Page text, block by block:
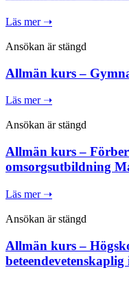
Läs mer ➝
Ansökan är stängd
Allmän kurs –
Läs mer ➝
Ansökan är stängd
Allmän kurs –
omsorgsutbildning
Läs mer ➝
Ansökan är stängd
Allmän kurs –